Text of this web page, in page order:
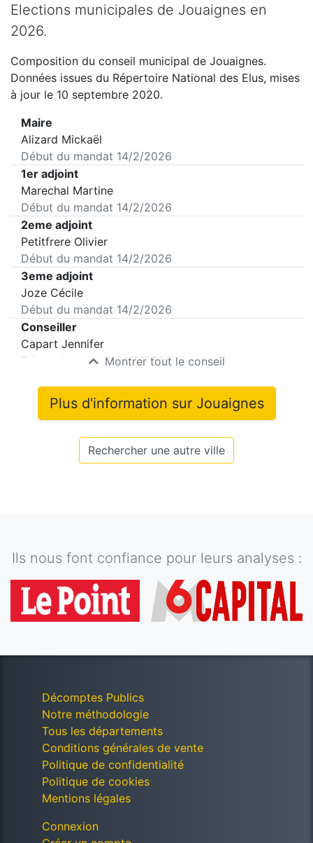
Elections municipales de Jouaignes en
2026.
Composition du conseil municipal de Jouaignes.
Données issues du Répertoire National des Elus, mises
à jour le 10 septembre 2020.
Maire
Alizard Mickaël
Début du mandat 14/2/2026
1er adjoint
Marechal Martine
Début du mandat 14/2/2026
2eme adjoint
Petitfrere Olivier
Début du mandat 14/2/2026
3eme adjoint
Joze Cécile
Début du mandat 14/2/2026
Conseiller
Capart Jennifer
Début du mandat14/2/2026
Montrer tout le conseil
Plus d'information sur Jouaignes
Rechercher une autre ville
Ils nous font confiance pour leurs analyses :
Décomptes Publics
Notre méthodologie
Tous les départements
Conditions générales de vente
Politique de confidentialité
Politique de cookies
Mentions légales
Connexion